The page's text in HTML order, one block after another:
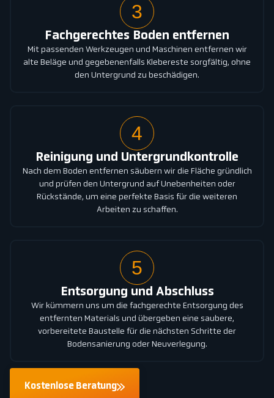
3
Fachgerechtes Boden entfernen
Mit passenden Werkzeugen und Maschinen entfernen wir
alte Beläge und gegebenenfalls Klebereste sorgfältig, ohne
den Untergrund zu beschädigen.
4
Reinigung und Untergrundkontrolle
Nach dem Boden entfernen säubern wir die Fläche gründlich
und prüfen den Untergrund auf Unebenheiten oder
Rückstände, um eine perfekte Basis für die weiteren
Arbeiten zu schaffen.
5
Entsorgung und Abschluss
Wir kümmern uns um die fachgerechte Entsorgung des
entfernten Materials und übergeben eine saubere,
vorbereitete Baustelle für die nächsten Schritte der
Bodensanierung oder Neuverlegung.
Kostenlose Beratung